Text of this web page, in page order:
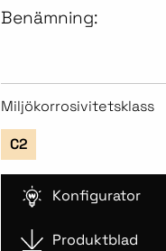
Benämning:
Miljökorrosivitetsklass
C2
Konfigurator
Produktblad